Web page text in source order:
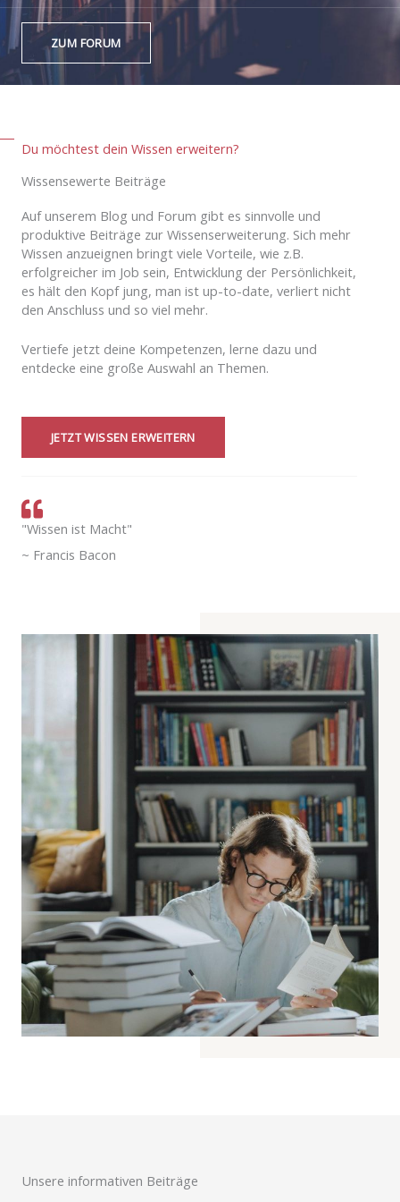
ZUM FORUM
Du möchtest dein Wissen erweitern?
Wissensewerte Beiträge
Auf unserem Blog und Forum gibt es sinnvolle und
produktive Beiträge zur Wissenserweiterung. Sich mehr
Wissen anzueignen bringt viele Vorteile, wie z.B.
erfolgreicher im Job sein, Entwicklung der Persönlichkeit,
es hält den Kopf jung, man ist up-to-date, verliert nicht
den Anschluss und so viel mehr.
Vertiefe jetzt deine Kompetenzen, lerne dazu und
entdecke eine große Auswahl an Themen.
JETZT WISSEN ERWEITERN
"Wissen ist Macht"
~ Francis Bacon
Unsere informativen Beiträge